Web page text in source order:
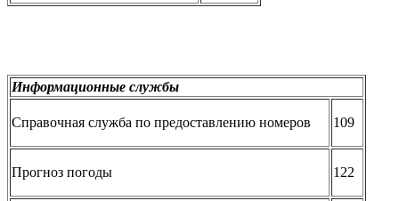
Информационные службы
Справочная служба по предоставлению номеров 109
Прогноз погоды 122